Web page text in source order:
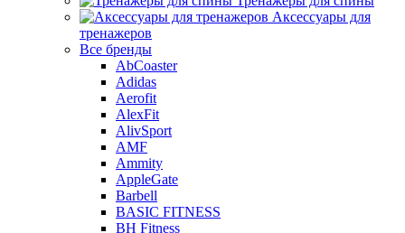
Аксессуары для
тренажеров
Все бренды
AbCoaster
Adidas
Aerofit
AlexFit
AlivSport
AMF
Ammity
AppleGate
Barbell
BASIC FITNESS
BH Fitness